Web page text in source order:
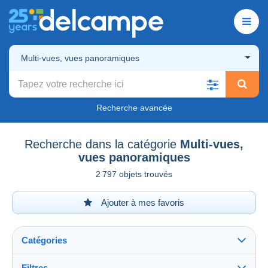
Multi-vues, vues panoramiques
Recherche avancée
Recherche dans la catégorie Multi-vues,
vues panoramiques
2 797 objets trouvés
Ajouter à mes favoris
Catégories